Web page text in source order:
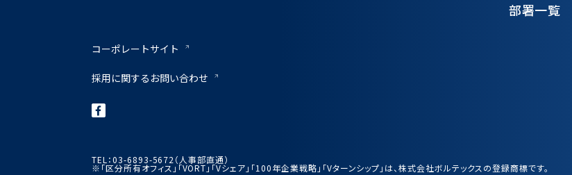
コーポレートサイト
採用に関するお問い合わせ
部署一覧
TEL：03-6893-5672（人事部直通）
※「区分所有オフィス」「VORT」「Vシェア」「100年企業戦略」「Vターンシップ」は、株式会社ボルテックスの登録商標です。